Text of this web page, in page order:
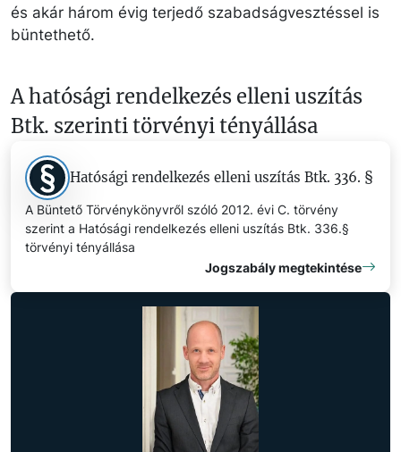
és akár három évig terjedő szabadságvesztéssel is
büntethető.
A hatósági rendelkezés elleni uszítás
Btk. szerinti törvényi tényállása
Hatósági rendelkezés elleni uszítás Btk. 336. §
A Büntető Törvénykönyvről szóló 2012. évi C. törvény
szerint a Hatósági rendelkezés elleni uszítás Btk. 336.§
törvényi tényállása
Jogszabály megtekintése